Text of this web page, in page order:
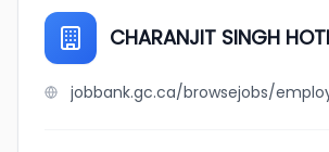
CHARANJIT SINGH